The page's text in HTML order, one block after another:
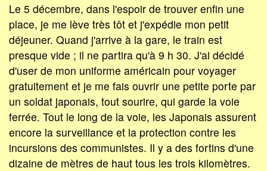
Le 5 décembre, dans l'espoir de trouver enfin une
place, je me lève très tôt et j'expédie mon petit
déjeuner. Quand j'arrive à la gare, le train est
presque vide ; il ne partira qu'à 9 h 30. J'ai décidé
d'user de mon uniforme américain pour voyager
gratuitement et je me fais ouvrir une petite porte par
un soldat japonais, tout sourire, qui garde la voie
ferrée. Tout le long de la voie, les Japonais assurent
encore la surveillance et la protection contre les
incursions des communistes. Il y a des fortins d'une
dizaine de mètres de haut tous les trois kilomètres.